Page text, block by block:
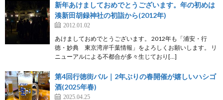
新年あけましておめでとうございます。年の初めは
湊新田胡録神社の初詣から(2012年)
2012.01.02
あけましておめでとうございます。 2012年も「浦安・行
徳・妙典 東京湾岸千葉情報」をよろしくお願いします。 リ
ニューアルによる不都合が多々生じており[…]
第4回行徳街バル｜2年ぶりの春開催が嬉しいハシゴ
酒(2025年春)
2025.04.25